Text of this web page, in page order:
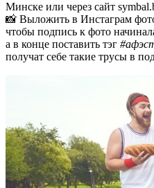
Минске или через сайт
📸 Выложить в Инстаграм
чтобы подпись к фото
а в конце поставить тэг
получат себе такие трусы в